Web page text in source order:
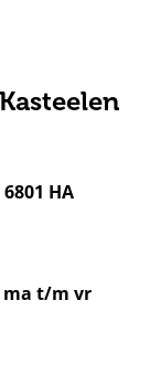
HA
ma t/m vr